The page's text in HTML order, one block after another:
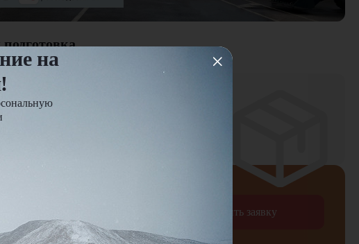
до 7 дней
оплаты
Отправить заявку
Я подтверждаю согласие на обработкуперсональных данных
на